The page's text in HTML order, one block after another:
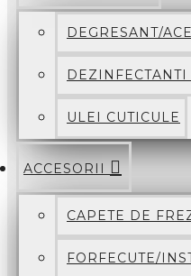
DEGRESANT/
ULEI CUTICULE
ACCESORII
CAPETE DE
FORFECUTE/